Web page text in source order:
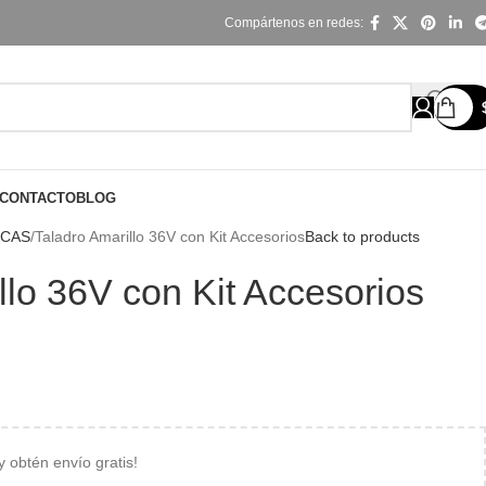
Compártenos en redes:
CONTACTOBLOG
Taladro Amarillo 36V con Kit AccesoriosBack to products
36V con Kit Accesorios
obtén envío gratis!